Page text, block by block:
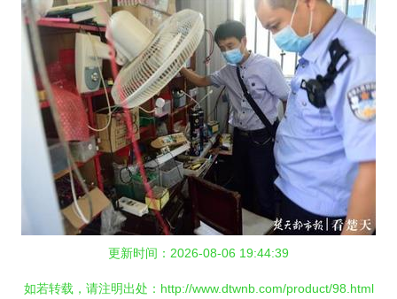
更新时间：2026-08-06 19:44:39
如若转载，请注明出处：http://www.dtwnb.com/product/98.html